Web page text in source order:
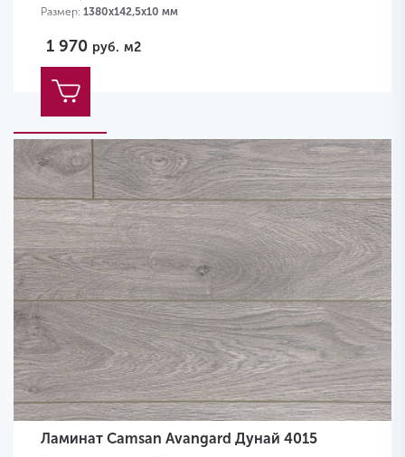
Размер: 1380х142,5х10 мм
1 970 руб. м2
Ламинат Camsan Avangard Дунай 4015